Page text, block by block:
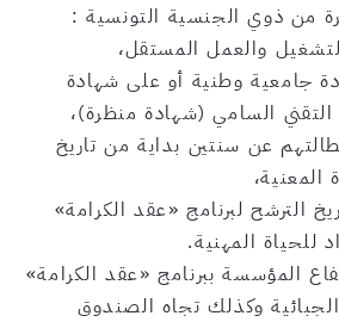
من ذوي الجنسية التونسية :
والعمل المستقل،
جامعية وطنية أو على شهادة
السامي (شهادة منظرة)،
عن سنتين بداية من تاريخ
الترشح لبرنامج «عقد الكرامة»
للحياة المهنية.
المؤسسة ببرنامج «عقد الكرامة»
وكذلك تجاه الصندوق